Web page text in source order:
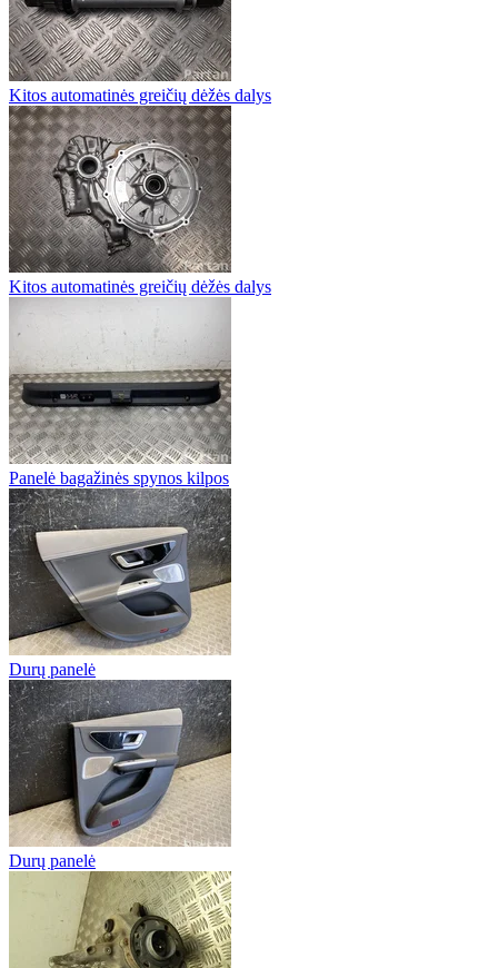
Kitos automatinės greičių dėžės dalys
Kitos automatinės greičių dėžės dalys
Panelė bagažinės spynos kilpos
Durų panelė
Durų panelė